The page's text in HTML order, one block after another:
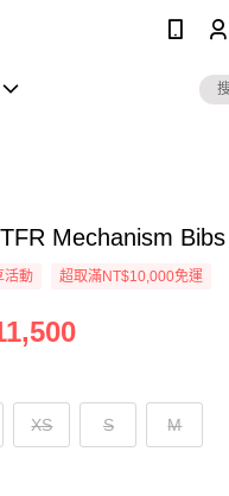
Mechanism
活動 超取滿NT$10,000免運
XS S M